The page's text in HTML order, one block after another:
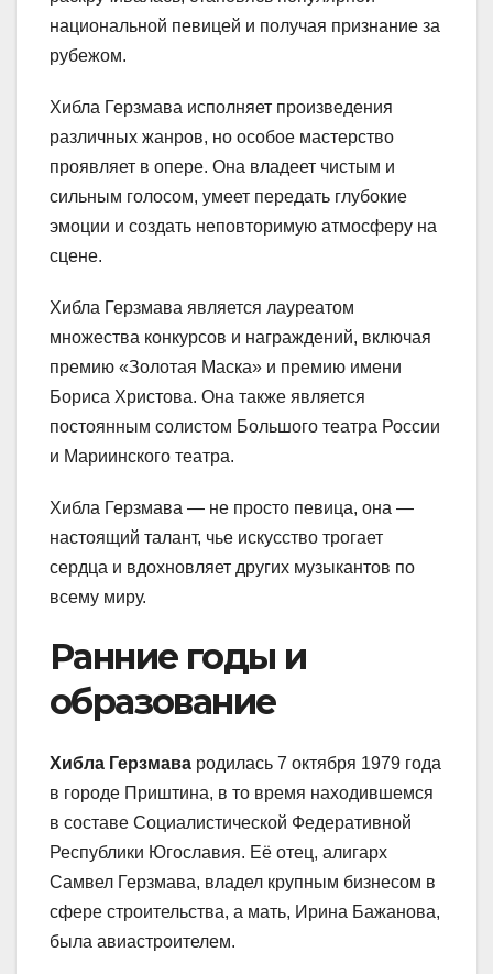
национальной певицей и получая признание за
рубежом.
Хибла Герзмава исполняет произведения
различных жанров, но особое мастерство
проявляет в опере. Она владеет чистым и
сильным голосом, умеет передать глубокие
эмоции и создать неповторимую атмосферу на
сцене.
Хибла Герзмава является лауреатом
множества конкурсов и награждений, включая
премию «Золотая Маска» и премию имени
Бориса Христова. Она также является
постоянным солистом Большого театра России
и Мариинского театра.
Хибла Герзмава — не просто певица, она —
настоящий талант, чье искусство трогает
сердца и вдохновляет других музыкантов по
всему миру.
Ранние годы и
образование
Хибла Герзмава родилась 7 октября 1979 года
в городе Приштина, в то время находившемся
в составе Социалистической Федеративной
Республики Югославия. Её отец, алигарх
Самвел Герзмава, владел крупным бизнесом в
сфере строительства, а мать, Ирина Бажанова,
была авиастроителем.